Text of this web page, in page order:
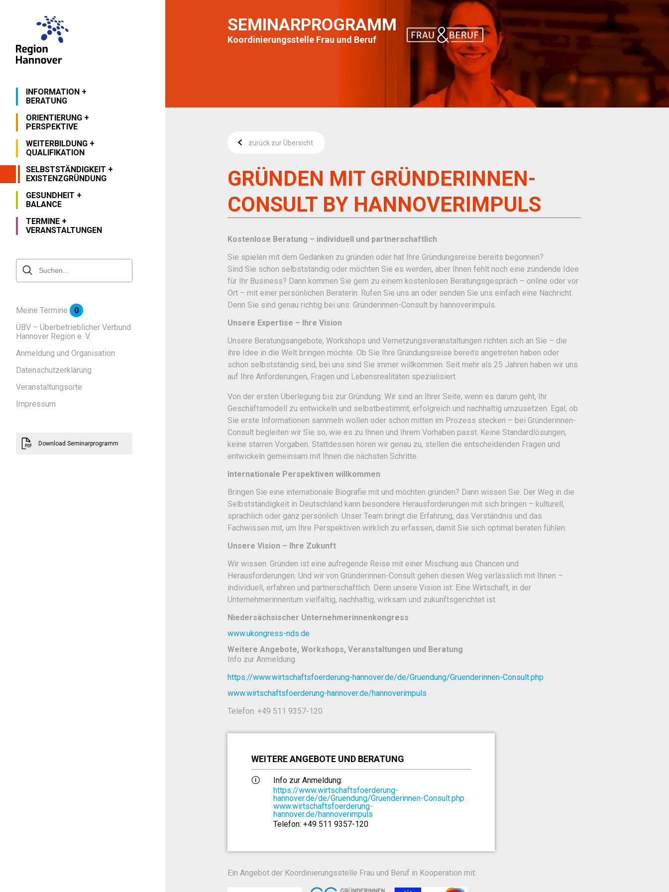
INFORMATION +
BERATUNG
ORIENTIERUNG +
PERSPEKTIVE
WEITERBILDUNG +
QUALIFIKATION
SELBSTSTÄNDIGKEIT +
EXISTENZGRÜNDUNG
GESUNDHEIT +
BALANCE
TERMINE +
VERANSTALTUNGEN
Meine Termine
0
ÜBV – Überbetrieblicher Verbund
Hannover Region e. V.
Anmeldung und Organisation
Datenschutzerklärung
Veranstaltungsorte
Impressum
Download Seminarprogramm
SEMINARPROGRAMM
Koordinierungsstelle Frau und Beruf
zurück zur Übersicht
GRÜNDEN MIT GRÜNDERINNEN-
CONSULT BY HANNOVERIMPULS
Kostenlose Beratung – individuell und partnerschaftlich
Sie spielen mit dem Gedanken zu gründen oder hat Ihre Gründungsreise bereits begonnen?
Sind Sie schon selbstständig oder möchten Sie es werden, aber Ihnen fehlt noch eine zündende Idee
für Ihr Business? Dann kommen Sie gern zu einem kostenlosen Beratungsgespräch – online oder vor
Ort – mit einer persönlichen Beraterin. Rufen Sie uns an oder senden Sie uns einfach eine Nachricht.
Denn Sie sind genau richtig bei uns: Gründerinnen-Consult by hannoverimpuls.
Unsere Expertise – Ihre Vision
Unsere Beratungsangebote, Workshops und Vernetzungsveranstaltungen richten sich an Sie – die
ihre Idee in die Welt bringen möchte. Ob Sie Ihre Gründungsreise bereits angetreten haben oder
schon selbstständig sind, bei uns sind Sie immer willkommen. Seit mehr als 25 Jahren haben wir uns
auf Ihre Anforderungen, Fragen und Lebensrealitäten spezialisiert.
Von der ersten Überlegung bis zur Gründung: Wir sind an Ihrer Seite, wenn es darum geht, Ihr
Geschäftsmodell zu entwickeln und selbstbestimmt, erfolgreich und nachhaltig umzusetzen. Egal, ob
Sie erste Informationen sammeln wollen oder schon mitten im Prozess stecken – bei Gründerinnen-
Consult begleiten wir Sie so, wie es zu Ihnen und Ihrem Vorhaben passt. Keine Standardlösungen,
keine starren Vorgaben. Stattdessen hören wir genau zu, stellen die entscheidenden Fragen und
entwickeln gemeinsam mit Ihnen die nächsten Schritte.
Internationale Perspektiven willkommen
Bringen Sie eine internationale Biografie mit und möchten gründen? Dann wissen Sie: Der Weg in die
Selbstständigkeit in Deutschland kann besondere Herausforderungen mit sich bringen – kulturell,
sprachlich oder ganz persönlich. Unser Team bringt die Erfahrung, das Verständnis und das
Fachwissen mit, um Ihre Perspektiven wirklich zu erfassen, damit Sie sich optimal beraten fühlen.
Unsere Vision – Ihre Zukunft
Wir wissen: Gründen ist eine aufregende Reise mit einer Mischung aus Chancen und
Herausforderungen. Und wir von Gründerinnen-Consult gehen diesen Weg verlässlich mit Ihnen –
individuell, erfahren und partnerschaftlich. Denn unsere Vision ist: Eine Wirtschaft, in der
Unternehmerinnentum vielfältig, nachhaltig, wirksam und zukunftsgerichtet ist.
Niedersächsischer Unternehmerinnenkongress
www.ukongress-nds.de
Weitere Angebote, Workshops, Veranstaltungen und Beratung
Info zur Anmeldung
https://www.wirtschaftsfoerderung-hannover.de/de/Gruendung/Gruenderinnen-Consult.php
www.wirtschaftsfoerderung-hannover.de/hannoverimpuls
Telefon: +49 511 9357-120
WEITERE ANGEBOTE UND BERATUNG
Info zur Anmeldung:
https://www.wirtschaftsfoerderung-
hannover.de/de/Gruendung/Gruenderinnen-Consult.php
www.wirtschaftsfoerderung-
hannover.de/hannoverimpuls
Telefon: +49 511 9357-120
Ein Angebot der Koordinierungsstelle Frau und Beruf in Kooperation mit: